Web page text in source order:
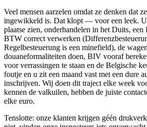
Veel mensen aarzelen omdat ze denken dat
ingewikkeld is. Dat klopt — voor een leek. U
plaatse zien, onderhandelen in het Duits,
BTW correct verwerken
Regelbesteuerung is een minefield), de
douaneformaliteiten doen, BIV vooraf
voor verrassingen te staan en de Belgische
foutje en u zit een maand vast met een dure
inschrijven. Wij doen dit traject elke week
kennen de valkuilen, hebben de juiste
elke euro.
Tenslotte: onze klanten krijgen géén